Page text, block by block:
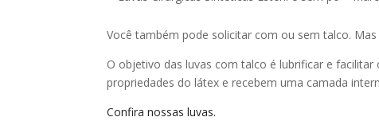
Você também pode solicitar com ou sem talco. Mas
O objetivo das luvas com talco é lubrificar e
propriedades do látex e recebem uma camada
Confira nossas luvas.